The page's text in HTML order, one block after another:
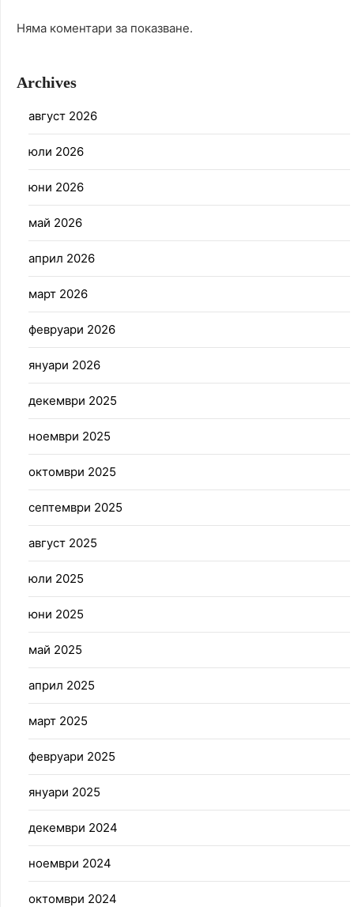
Няма коментари за показване.
Archives
август 2026
юли 2026
юни 2026
май 2026
април 2026
март 2026
февруари 2026
януари 2026
декември 2025
ноември 2025
октомври 2025
септември 2025
август 2025
юли 2025
юни 2025
май 2025
април 2025
март 2025
февруари 2025
януари 2025
декември 2024
ноември 2024
октомври 2024